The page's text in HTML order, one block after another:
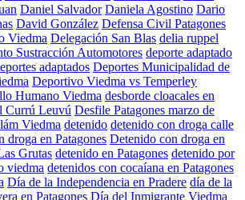
Daniel Salvador Daniela Agostino Dario
David González Defensa Civil Patagones
Viedma Delegación San Blas delia ruppel
Sustracción Automotores deporte adaptado
adaptados Deportes Municipalidad de
Deportivo Viedma vs Temperley
Humano Viedma desborde cloacales en
Currú Leuvú Desfile Patagones marzo de
Viedma detenido detenido con droga calle
droga en Patagones Detenido con droga en
Grutas detenido en Patagones detenido por
viedma detenidos con cocaíana en Patagones
Día de la Independencia en Pradere día de la
en Patagones Día del Inmigrante Viedma